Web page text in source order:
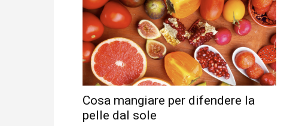
Cosa mangiare per difendere la
pelle dal sole